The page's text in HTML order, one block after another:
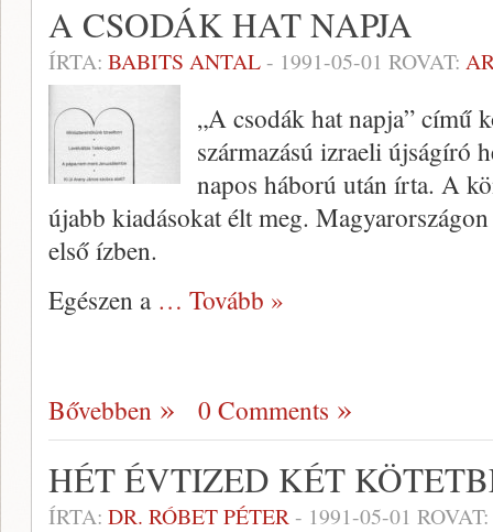
A CSODÁK HAT NAPJA
ÍRTA: BABITS ANTAL- 1991-05-01 ROVAT:
„A csodák hat napja” című
származá­sú izraeli újságíró
napos háború után írta. A
újabb kiadásokat élt meg.
első ízben.
Egészen a … Tovább »
Bővebben 0 Comments
HÉT ÉVTIZED KÉT
ÍRTA: DR. RÓBET PÉTER- 1991-05-01 ROVAT: